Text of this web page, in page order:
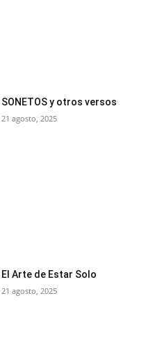
SONETOS y otros versos
21 agosto, 2025
El Arte de Estar Solo
21 agosto, 2025